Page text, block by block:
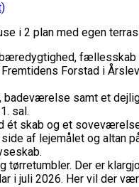
i 2 plan med egen
Forstad i
badeværelse samt et
sal.
skab og et
af lejemålet og altan
Der er
i juli 2026. Her vil der